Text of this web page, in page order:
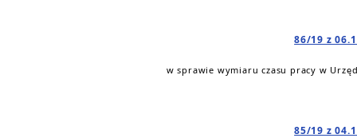
86/19 z
w sprawie wymiaru czasu pracy w
85/19 z